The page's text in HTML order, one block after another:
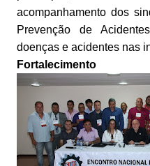
acompanhamento dos
Prevenção de
doenças e acidentes nas
Fortalecimento